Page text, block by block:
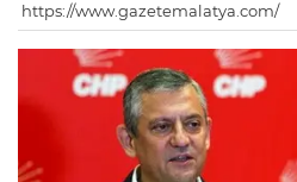
https://www.gazetemalatya.com/